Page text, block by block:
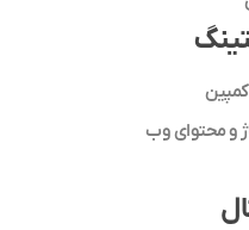
و محتوای وب